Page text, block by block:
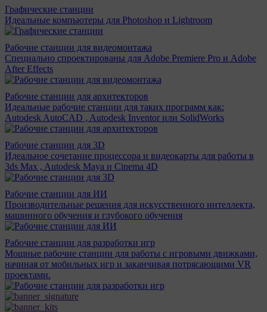
Графические станции
Идеальные компьютеры для Photoshop и Lightroom
Рабочие станции для видеомонтажа
Специально спроектированы для Adobe Premiere Pro и Adobe
After Effects
Рабочие станции для архитекторов
Идеальные рабочие станции для таких программ как:
Autodesk AutoCAD , Autodesk Inventor или SolidWorks
Рабочие станции для 3D
Идеальное сочетание процессора и видеокарты для работы в
3ds Max , Autodesk Maya и Cinema 4D
Рабочие станции для ИИ
Производительные решения для искусственного интеллекта,
машинного обучения и глубокого обучения
Рабочие станции для разработки игр
Мощные рабочие станции для работы с игровыми движками,
начиная от мобильных игр и заканчивая потрясающими VR
проектами.